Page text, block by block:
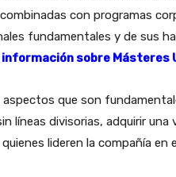
con programas
fundamentales y de sus
sobre Másteres
aspectos que son
líneas divisorias, adquirir
lideren la compañía en